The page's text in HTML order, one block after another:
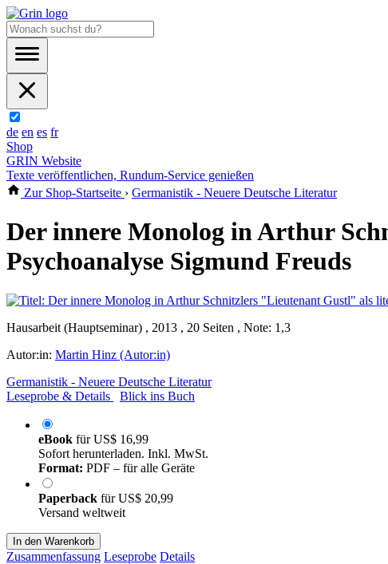
de en es fr
Shop
GRIN Website
Texte veröffentlichen, Rundum-Service genießen
Zur Shop-Startseite › Germanistik - Neuere Deutsche Literatur
Der innere Monolog in Arthur
Psychoanalyse Sigmund Freuds
Hausarbeit (Hauptseminar) , 2013 , 20 Seiten , Note: 1,3
Autor:in: Martin Hinz (Autor:in)
Germanistik - Neuere Deutsche Literatur
Leseprobe & Details
Blick ins Buch
eBook fürUS$ 16,99
Sofort herunterladen. Inkl. MwSt.
Format: PDF – für alle Geräte
Paperback fürUS$ 20,99
Versand weltweit
In den Warenkorb
Zusammenfassung Leseprobe Details